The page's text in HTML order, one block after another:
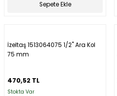
Sepete Ekle
İzeltaş 1513064075 1/2'' Ara Kol
75 mm
470,52 TL
Stokta Var